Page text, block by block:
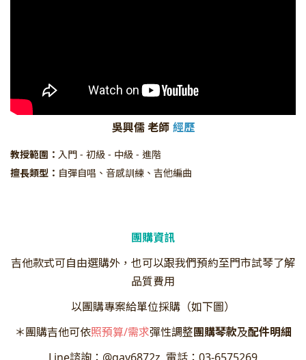
吳興儒 老師 經歷
教授範圍： 入門 - 初級 - 中級 - 進階
擅長類型： 自彈自唱、音感訓練、吉他編曲
團購資訊
吉他款式可自由選購外，也可以跟我們預約至門市試琴了解
品質費用
以團購專案給單位採購（如下圖）
＊團購吉他可依照預算/需求彈性調整團購琴款及配件明細